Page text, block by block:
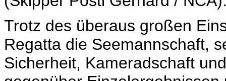
Trotz des überaus großen
Regatta die Seemannschaft,
Sicherheit, Kameradschaft